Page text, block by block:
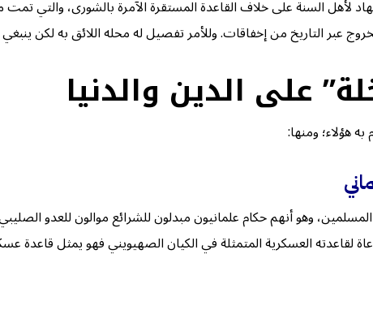
لأهل السنة على خلاف القاعدة المستقرة الآمرة بالشورى، والتي تمت
عبر التاريخ من إخفاقات. وللأمر تفصيل له محله اللائق به لكن ينبغي
على الدين والدنيا
هؤلاء؛ ومنها:
وهو أنهم حكام علمانيون مبدلون للشرائع موالون للعدو
لقاعدته العسكرية المتمثلة في الكيان الصهيويني فهو يمثل قاعدة